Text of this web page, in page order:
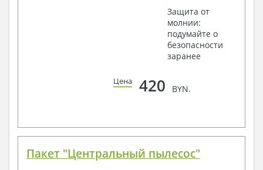
Защита от
молнии:
подумайте о
безопасности
заранее
Цена 420 BYN.
Пакет "Центральный пылесос"